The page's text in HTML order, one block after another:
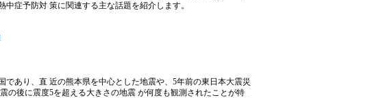
症予防対 策に関連する主な話題を紹介します。
あり、直 近の熊本県を中心とした地震や、5年前の東日本大震災
の後に震度5を超える大きさの地震 が何度も観測されたことが特